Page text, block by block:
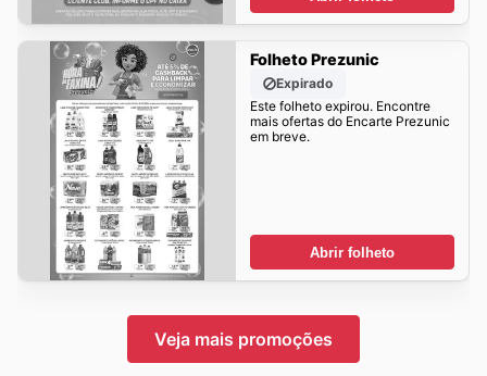
Folheto Prezunic
Expirado
Este folheto expirou. Encontre
mais ofertas do Encarte Prezunic
em breve.
Abrir folheto
Veja mais promoções